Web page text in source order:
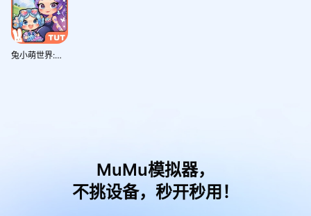
兔小萌世界:奇妙之旅
MuMu模拟器，
不挑设备，秒开秒用！